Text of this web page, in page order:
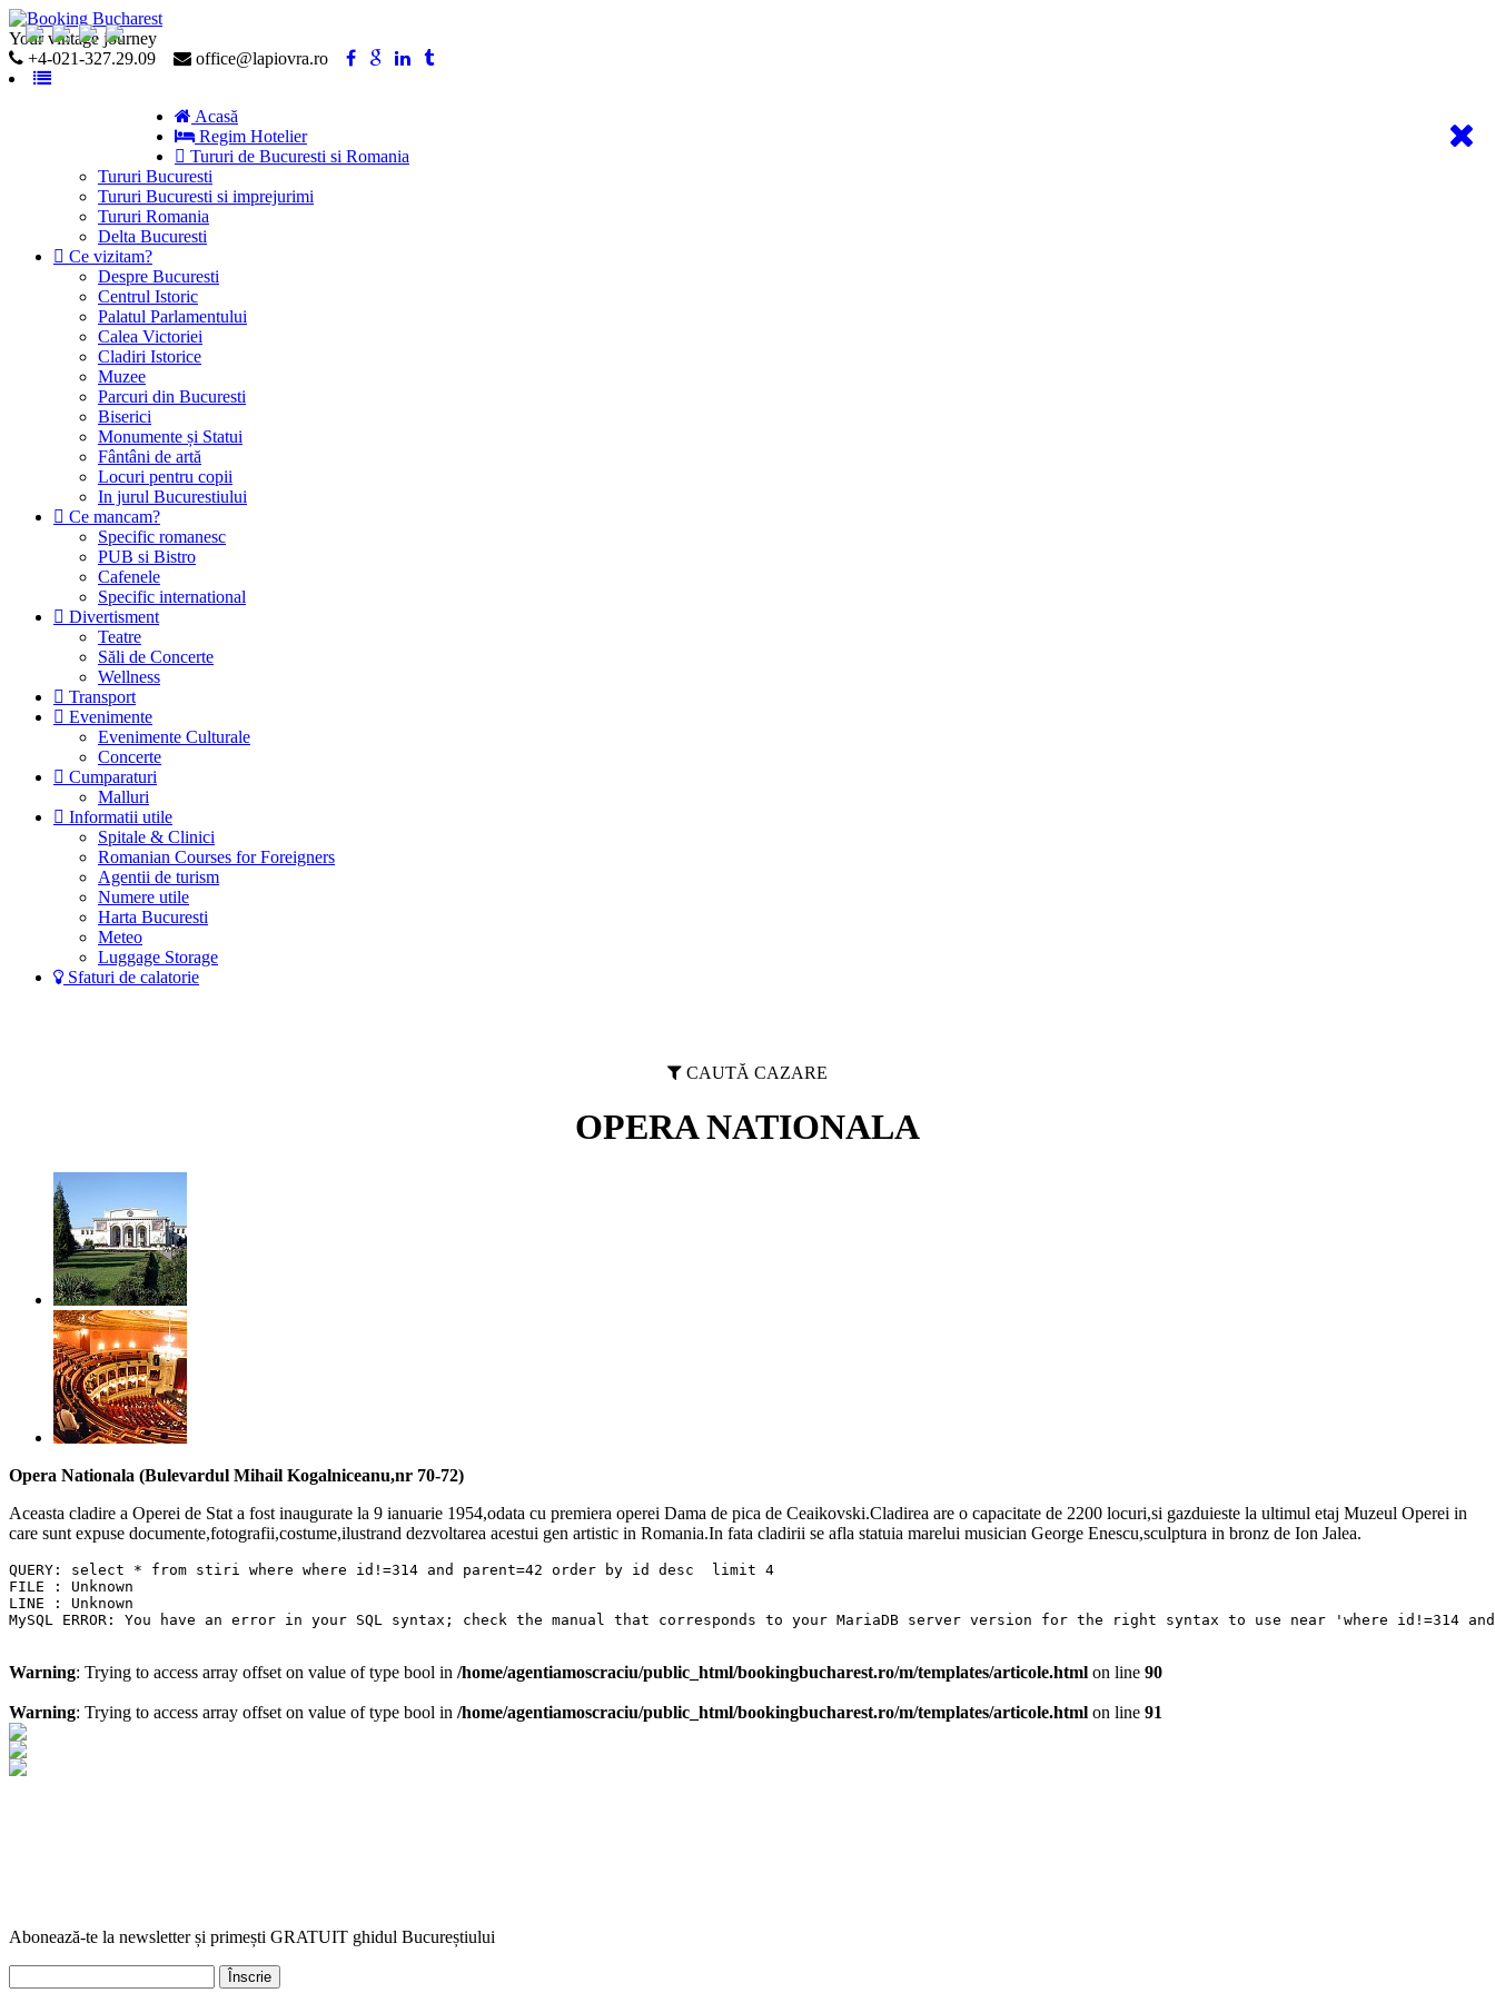
Your vintage journey
+4-021-327.29.09
office@lapiovra.ro
MENIU
Acasă
Regim Hotelier
Tururi de Bucuresti si Romania
Tururi Bucuresti
Tururi Bucuresti si imprejurimi
Tururi Romania
Delta Bucuresti
Ce vizitam?
Despre Bucuresti
Centrul Istoric
Palatul Parlamentului
Calea Victoriei
Cladiri Istorice
Muzee
Parcuri din Bucuresti
Biserici
Monumente și Statui
Fântâni de artă
Locuri pentru copii
In jurul Bucurestiului
Ce mancam?
Specific romanesc
PUB si Bistro
Cafenele
Specific international
Divertisment
Teatre
Săli de Concerte
Wellness
Transport
Evenimente
Evenimente Culturale
Concerte
Cumparaturi
Malluri
Informatii utile
Spitale & Clinici
Romanian Courses for Foreigners
Agentii de turism
Numere utile
Harta Bucuresti
Meteo
Luggage Storage
Sfaturi de calatorie
CAUTĂ CAZARE
OPERA NATIONALA
Opera Nationala (Bulevardul Mihail Kogalniceanu,nr 70-72)
Aceasta cladire a Operei de Stat a fost inaugurate la 9 ianuarie 1954,odata cu premiera operei Dama de pica de Ceaikovski.Cladirea are o capacitate de 2200 locuri,si gazduieste la ultimul etaj Muzeul Operei in
care sunt expuse documente,fotografii,costume,ilustrand dezvoltarea acestui gen artistic in Romania.In fata cladirii se afla statuia marelui musician George Enescu,sculptura in bronz de Ion Jalea.
QUERY: select * from stiri where where id!=314 and parent=42 order by id desc  limit 4
FILE : Unknown
LINE : Unknown
MySQL ERROR: You have an error in your SQL syntax; check the manual that corresponds to your MariaDB server version for the right syntax to use near 'where
Warning: Trying to access array offset on value of type bool in /home/agentiamoscraciu/public_html/bookingbucharest.ro/m/templates/articole.html on line 90
Warning: Trying to access array offset on value of type bool in /home/agentiamoscraciu/public_html/bookingbucharest.ro/m/templates/articole.html on line 91
Abonează-te la newsletter și primești GRATUIT ghidul Bucureștiului
Înscrie